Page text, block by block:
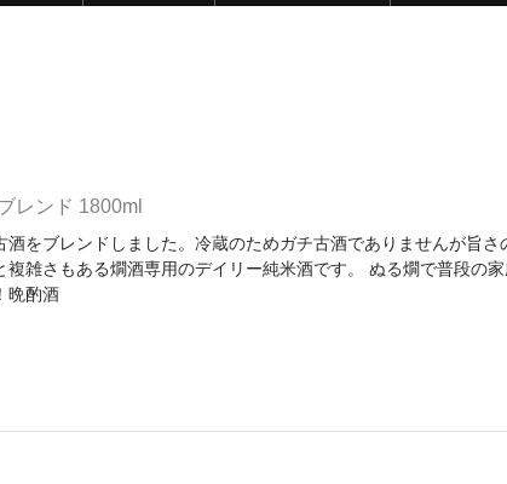
レンド 1800ml
酒をブレンドしました。冷蔵のためガチ古酒でありませんが旨さ
複雑さもある燗酒専用のデイリー純米酒です。 ぬる燗で普段の家
晩酌酒